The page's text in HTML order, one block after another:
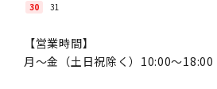
30
31
【営業時間】
月〜金（土日祝除く）10:00～18:00